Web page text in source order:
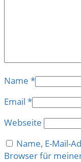
Name *
Email *
Webseite
Name, E-Mail-
Browser für